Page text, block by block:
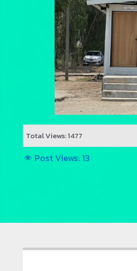
Total Views: 1477
Post Views: 13